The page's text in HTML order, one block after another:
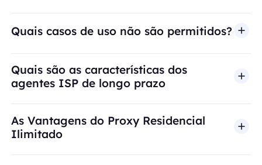
Quais casos de uso não são permitidos?
A BestProxy não oferece suporte a fraude,
Quais são as características dos
agentes ISP de longo prazo
As Vantagens do Proxy Residencial
Ilimitado